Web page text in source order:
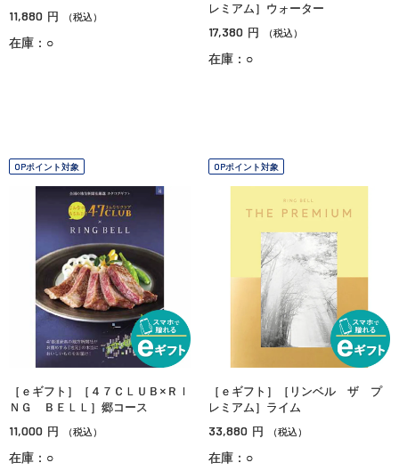
11,880 円 （税込）
在庫：○
レミアム］ウォーター
17,380 円 （税込）
在庫：○
OPポイント対象
［ｅギフト］［４７ＣＬＵＢ×ＲＩ
ＮＧ ＢＥＬＬ］郷コース
11,000 円 （税込）
在庫：○
OPポイント対象
［ｅギフト］［リンベル ザ プ
レミアム］ライム
33,880 円 （税込）
在庫：○